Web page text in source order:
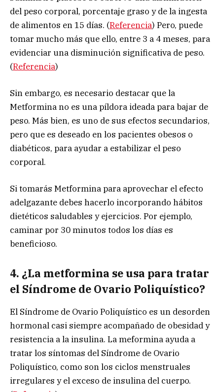
del peso corporal, porcentaje graso y de la ingesta
de alimentos en 15 días. (Referencia) Pero, puede
tomar mucho más que ello, entre 3 a 4 meses, para
evidenciar una disminución significativa de peso.
(Referencia)
Sin embargo, es necesario destacar que la
Metformina no es una píldora ideada para bajar de
peso. Más bien, es uno de sus efectos secundarios,
pero que es deseado en los pacientes obesos o
diabéticos, para ayudar a estabilizar el peso
corporal.
Si tomarás Metformina para aprovechar el efecto
adelgazante debes hacerlo incorporando hábitos
dietéticos saludables y ejercicios. Por ejemplo,
caminar por 30 minutos todos los días es
beneficioso.
4. ¿La metformina se usa para tratar
el Síndrome de Ovario Poliquístico?
El Síndrome de Ovario Poliquístico es un desorden
hormonal casi siempre acompañado de obesidad y
resistencia a la insulina. La meformina ayuda a
tratar los síntomas del Síndrome de Ovario
Poliquístico, como son los ciclos menstruales
irregulares y el exceso de insulina del cuerpo.